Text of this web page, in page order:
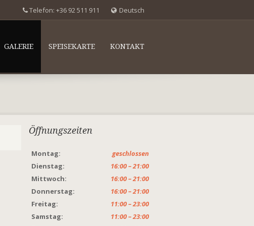
Telefon: +36 92 511 911 Deutsch
GALERIE SPEISEKARTE KONTAKT
Öffnungszeiten
Montag:
geschlossen
Dienstag:
16:00 – 21:00
Mittwoch:
16:00 – 21:00
Donnerstag:
16:00 – 21:00
Freitag:
11:00 – 23:00
Samstag:
11:00 – 23:00